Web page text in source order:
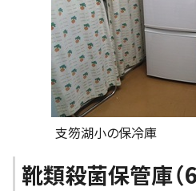
支笏湖小の保冷庫
靴類殺菌保管庫（